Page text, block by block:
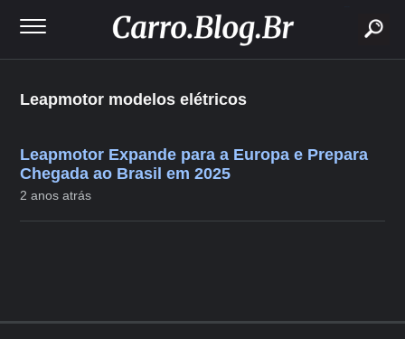
Leapmotor modelos elétricos
Leapmotor Expande para a Europa e Prepara
Chegada ao Brasil em 2025
2 anos atrás